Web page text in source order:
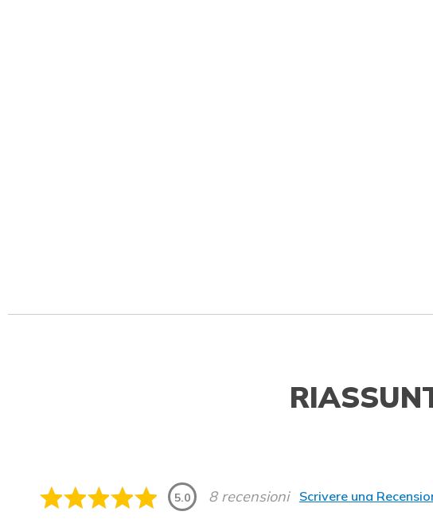
5.0 8 recensioni Scrivere una